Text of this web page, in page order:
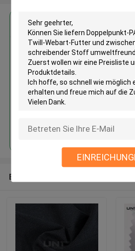
Erhalten Sie den
Doppelpunkt-
Fortsetzen
Empfohlene Produkte